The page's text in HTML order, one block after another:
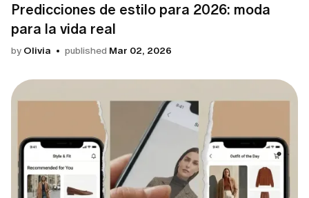
Predicciones de estilo para 2026: moda
para la vida real
by Olivia published Mar 02, 2026